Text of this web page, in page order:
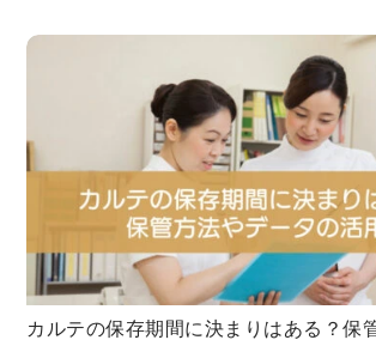
カルテの保存期間に決まりはある？保